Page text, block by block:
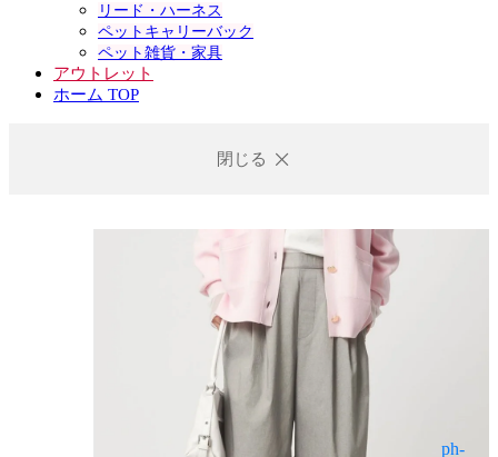
リード・ハーネス
ペットキャリーバック
ペット雑貨・家具
アウトレット
ホーム TOP
閉じる